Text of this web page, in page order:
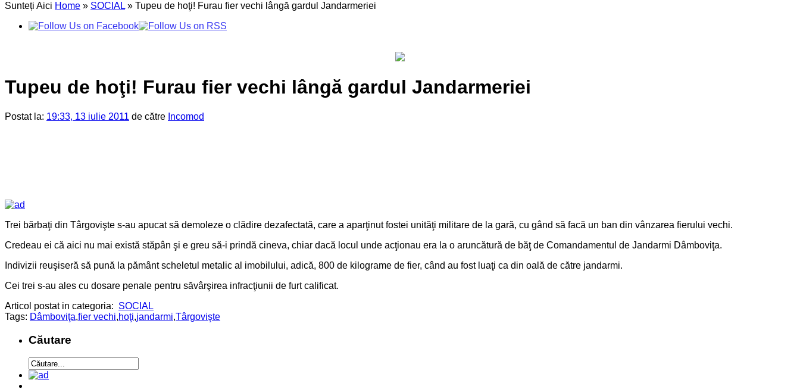
Sunteți Aici Home » SOCIAL » Tupeu de hoţi! Furau fier vechi lângă gardul Jandarmeriei
Tupeu de hoţi! Furau fier vechi lângă gardul Jandarmeriei
Postat la: 19:33, 13 iulie 2011 de către Incomod
Trei bărbaţi din Târgovişte s-au apucat să demoleze o clădire dezafectată, care a aparţinut fostei unităţi militare de la gară, cu gând să facă un ban din vânzarea fierului vechi.
Credeau ei că aici nu mai există stăpân şi e greu să-i prindă cineva, chiar dacă locul unde acţionau era la o aruncătură de băţ de Comandamentul de Jandarmi Dâmboviţa.
Indivizii reuşiseră să pună la pământ scheletul metalic al imobilului, adică, 800 de kilograme de fier, când au fost luaţi ca din oală de către jandarmi.
Cei trei s-au ales cu dosare penale pentru săvârşirea infracţiunii de furt calificat.
Articol postat in categoria: SOCIAL
Tags: Dâmboviţa,fier vechi,hoţi,jandarmi,Târgovişte
Căutare